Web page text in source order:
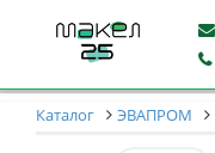
Каталог ЭВАПРОМ